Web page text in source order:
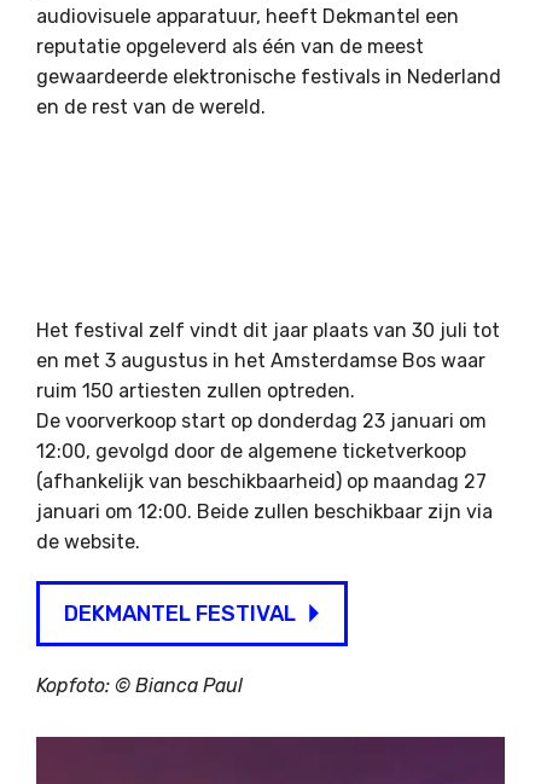
audiovisuele apparatuur, heeft Dekmantel een
reputatie opgeleverd als één van de meest
gewaardeerde elektronische festivals in Nederland
en de rest van de wereld.
Het festival zelf vindt dit jaar plaats van 30 juli tot
en met 3 augustus in het Amsterdamse Bos waar
ruim 150 artiesten zullen optreden.
De voorverkoop start op donderdag 23 januari om
12:00, gevolgd door de algemene ticketverkoop
(afhankelijk van beschikbaarheid) op maandag 27
januari om 12:00. Beide zullen beschikbaar zijn via
de website.
DEKMANTEL FESTIVAL
Kopfoto: © Bianca Paul